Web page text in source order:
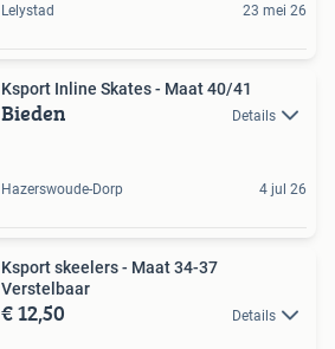
Lelystad 23 mei 26
Ksport Inline Skates - Maat 40/41
Bieden Details
Hazerswoude-Dorp 4 jul 26
Ksport skeelers - Maat 34-37
Verstelbaar
€ 12,50 Details